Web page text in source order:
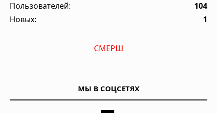
Пользователей:
104
Новых:
1
СМЕРШ
МЫ В СОЦСЕТЯХ